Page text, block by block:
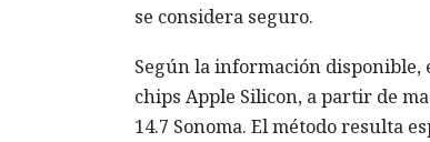
se considera seguro.
Según la información disponible,
chips Apple Silicon, a partir de
14.7 Sonoma. El método resulta